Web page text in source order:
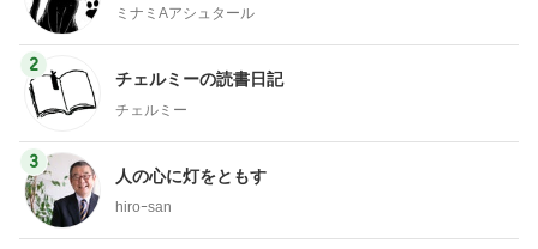
ミナミAアシュタール
2
チェルミーの読書日記
チェルミー
3
人の心に灯をともす
hiroｰsan